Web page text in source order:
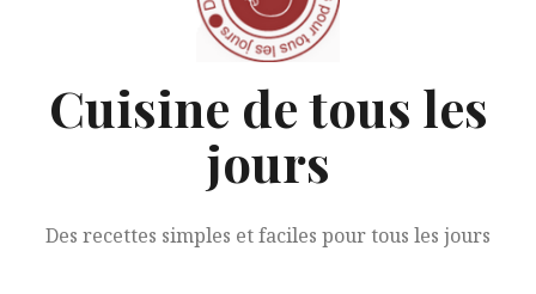
Cuisine de tous les
jours
Des recettes simples et faciles pour tous les jours